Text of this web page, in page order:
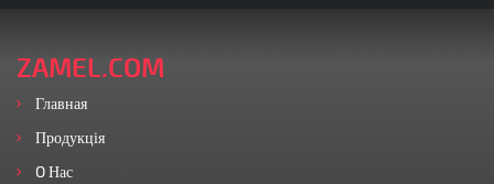
ZAMEL.COM
Главная
Продукція
O Нас